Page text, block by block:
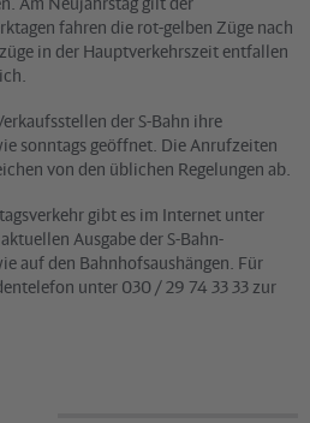
fahren die rot-gelben Züge nach
in der Hauptverkehrszeit entfallen
der S-Bahn ihre
sonntags geöffnet. Die Anrufzeiten
von den üblichen Regelungen ab.
gibt es im Internet unter
Ausgabe der S-Bahn-
auf den Bahnhofsaushängen. Für
unter 030 / 29 74 33 33 zur